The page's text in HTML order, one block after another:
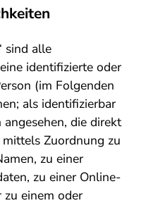
sind alle
identifizierte oder
(im Folgenden
als identifizierbar
die direkt
Zuordnung zu
zu einer
zu einer Online-
zu einem oder